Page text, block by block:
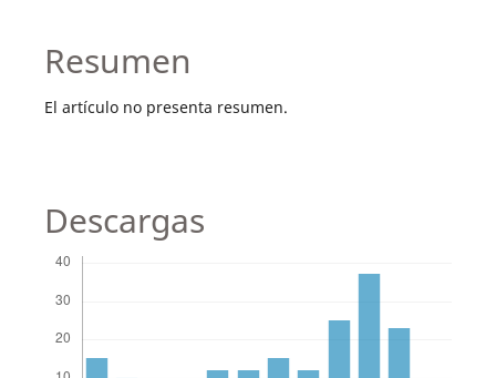
Resumen
El artículo no presenta resumen.
Descargas